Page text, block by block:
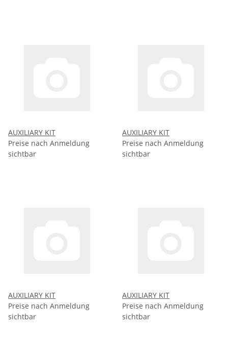
AUXILIARY KIT
Preise nach Anmeldung
sichtbar
AUXILIARY KIT
Preise nach Anmeldung
sichtbar
AUXILIARY KIT
Preise nach Anmeldung
sichtbar
AUXILIARY KIT
Preise nach Anmeldung
sichtbar